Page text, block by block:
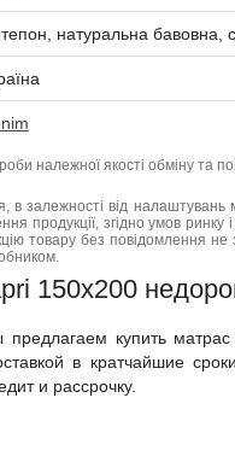
натуральна
належної якості обміну та
в залежності від
продукції, згідно умов
товару без повідомлення
150x200
купить
в кратчайшие
и рассрочку.